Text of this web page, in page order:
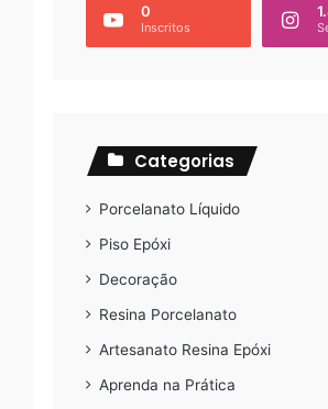
0
Inscritos
Categorias
Porcelanato Líquido
Piso Epóxi
Decoração
Resina Porcelanato
Artesanato Resina Epóxi
Aprenda na Prática